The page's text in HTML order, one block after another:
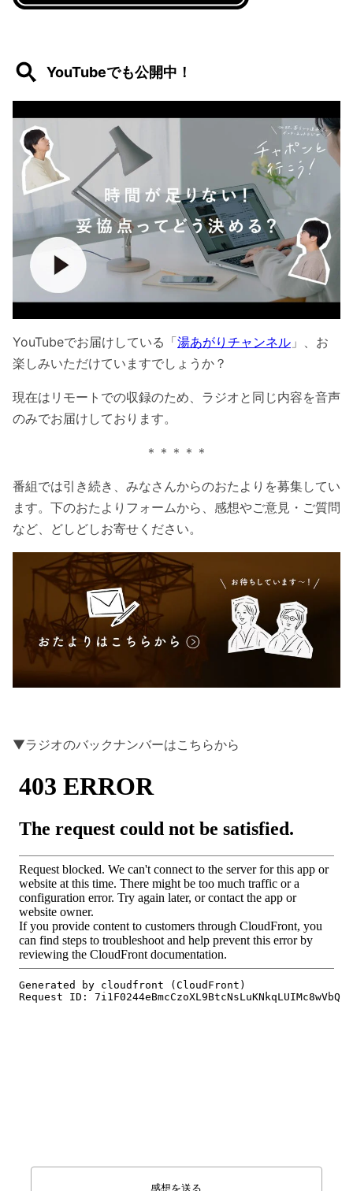
YouTubeでも公開中！
YouTubeでお届けしている「湯あがりチャンネル 」、お
楽しみいただけていますでしょうか？
現在はリモートでの収録のため、ラジオと同じ内容を音声
のみでお届けしております。
＊＊＊＊＊
番組では引き続き、みなさんからのおたよりを募集してい
ます。下のおたよりフォームから、感想やご意見・ご質問
など、どしどしお寄せください。
▼ラジオのバックナンバーはこちらから
感想を送る